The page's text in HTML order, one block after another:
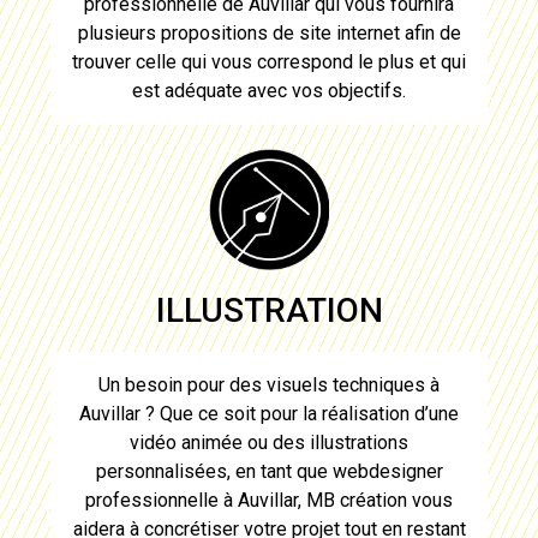
plusieurs propositions de site internet afin de
trouver celle qui vous correspond le plus et qui
est adéquate avec vos objectifs.
ILLUSTRATION
Un besoin pour des visuels techniques à
Auvillar ? Que ce soit pour la réalisation d’une
vidéo animée ou des illustrations
personnalisées, en tant que webdesigner
professionnelle à Auvillar, MB création vous
aidera à concrétiser votre projet tout en restant